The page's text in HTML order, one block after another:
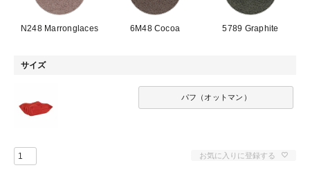
N248 Marronglaces 6M48 Cocoa 5789 Graphite
サイズ
パフ（オットマン）
お気に入りに登録する